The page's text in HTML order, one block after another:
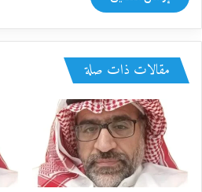
مقالات ذات صلة